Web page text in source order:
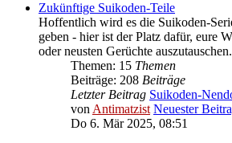
Zukünftige Suikoden-Teile
Hoffentlich wird es die Suikoden-
geben - hier ist der Platz dafür, eure
oder neusten Gerüchte auszutauschen.
Themen: 15 Themen
Beiträge: 208 Beiträge
Letzter Beitrag Suikoden-
vonAntimatzist Neuester
Do 6. Mär 2025, 08:51